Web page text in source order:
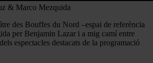
& Marco Mezquida
des Bouffes du Nord –espai de referència
per Benjamin Lazar i a mig camí entre
espectacles destacats de la programació